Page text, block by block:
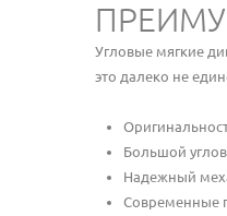
Угловые мягкие
это далеко не
Большой
Надежный
Современные